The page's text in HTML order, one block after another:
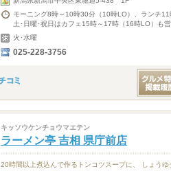
モーニング8時～10時30分（10時LO）、ランチ
土･日曜･祝日はカフェ15時～17時（16時LO）も
火･水曜
025-228-3756
キッソウケンチョウマエテン
ラーメン亭 吉相 県庁前店
20時間以上煮込んで作るトンコツスープに、 しょう